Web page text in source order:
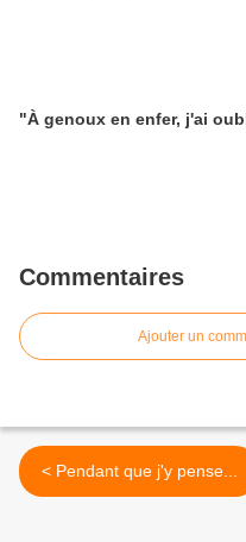
"À genoux en enfer, j'ai
Commentaires
Ajouter un
< Pendant que j'y pense...